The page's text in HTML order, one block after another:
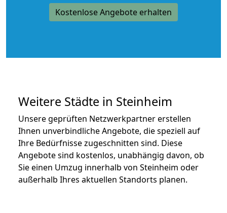
Kostenlose Angebote erhalten
Weitere Städte in Steinheim
Unsere geprüften Netzwerkpartner erstellen
Ihnen unverbindliche Angebote, die speziell auf
Ihre Bedürfnisse zugeschnitten sind. Diese
Angebote sind kostenlos, unabhängig davon, ob
Sie einen Umzug innerhalb von Steinheim oder
außerhalb Ihres aktuellen Standorts planen.